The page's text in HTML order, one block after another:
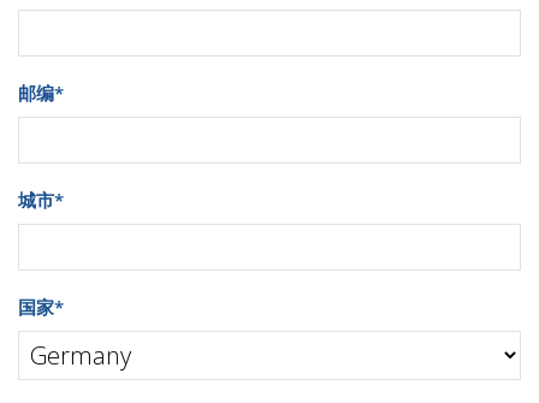
邮编*
城市*
国家*